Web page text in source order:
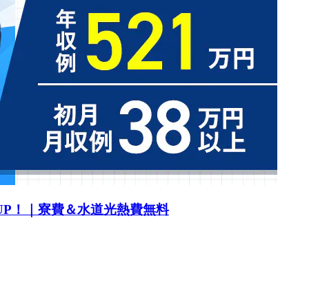
！｜寮費＆水道光熱費無料